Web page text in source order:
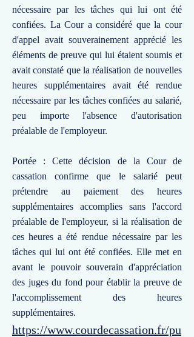
nécessaire par les tâches qui lui ont été
confiées. La Cour a considéré que la cour
d'appel avait souverainement apprécié les
éléments de preuve qui lui étaient soumis et
avait constaté que la réalisation de nouvelles
heures supplémentaires avait été rendue
nécessaire par les tâches confiées au salarié,
peu importe l'absence d'autorisation
préalable de l'employeur.
Portée : Cette décision de la Cour de
cassation confirme que le salarié peut
prétendre au paiement des heures
supplémentaires accomplies sans l'accord
préalable de l'employeur, si la réalisation de
ces heures a été rendue nécessaire par les
tâches qui lui ont été confiées. Elle met en
avant le pouvoir souverain d'appréciation
des juges du fond pour établir la preuve de
l'accomplissement des heures
supplémentaires.
https://www.courdecassation.fr/pu